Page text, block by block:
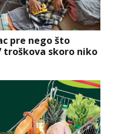
pre nego što
troškova skoro niko